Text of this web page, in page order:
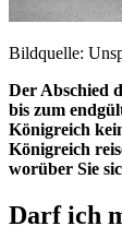
Bildquelle:
Der Abschied
bis zum
Königreich
Königreich
worüber Sie
Darf ich